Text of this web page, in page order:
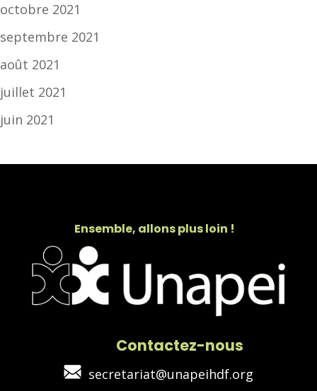
octobre 2021
septembre 2021
août 2021
juillet 2021
juin 2021
Ensemble, allons plus loin !
Contactez-nous
secretariat@unapeihdf.org